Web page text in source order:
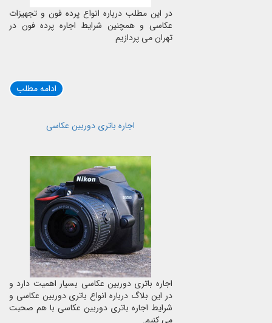
در این مطلب درباره انواع پرده فون و تجهیزات
عکاسی و همچنین شرایط اجاره پرده فون در
تهران می پردازیم
ادامه مطلب
اجاره باتری دوربین عکاسی
اجاره باتری دوربین عکاسی بسیار اهمیت دارد و
در این بلاگ درباره انواع باتری دوربین عکاسی و
شرایط اجاره باتری دوربین عکاسی با هم صحبت
می کنیم.